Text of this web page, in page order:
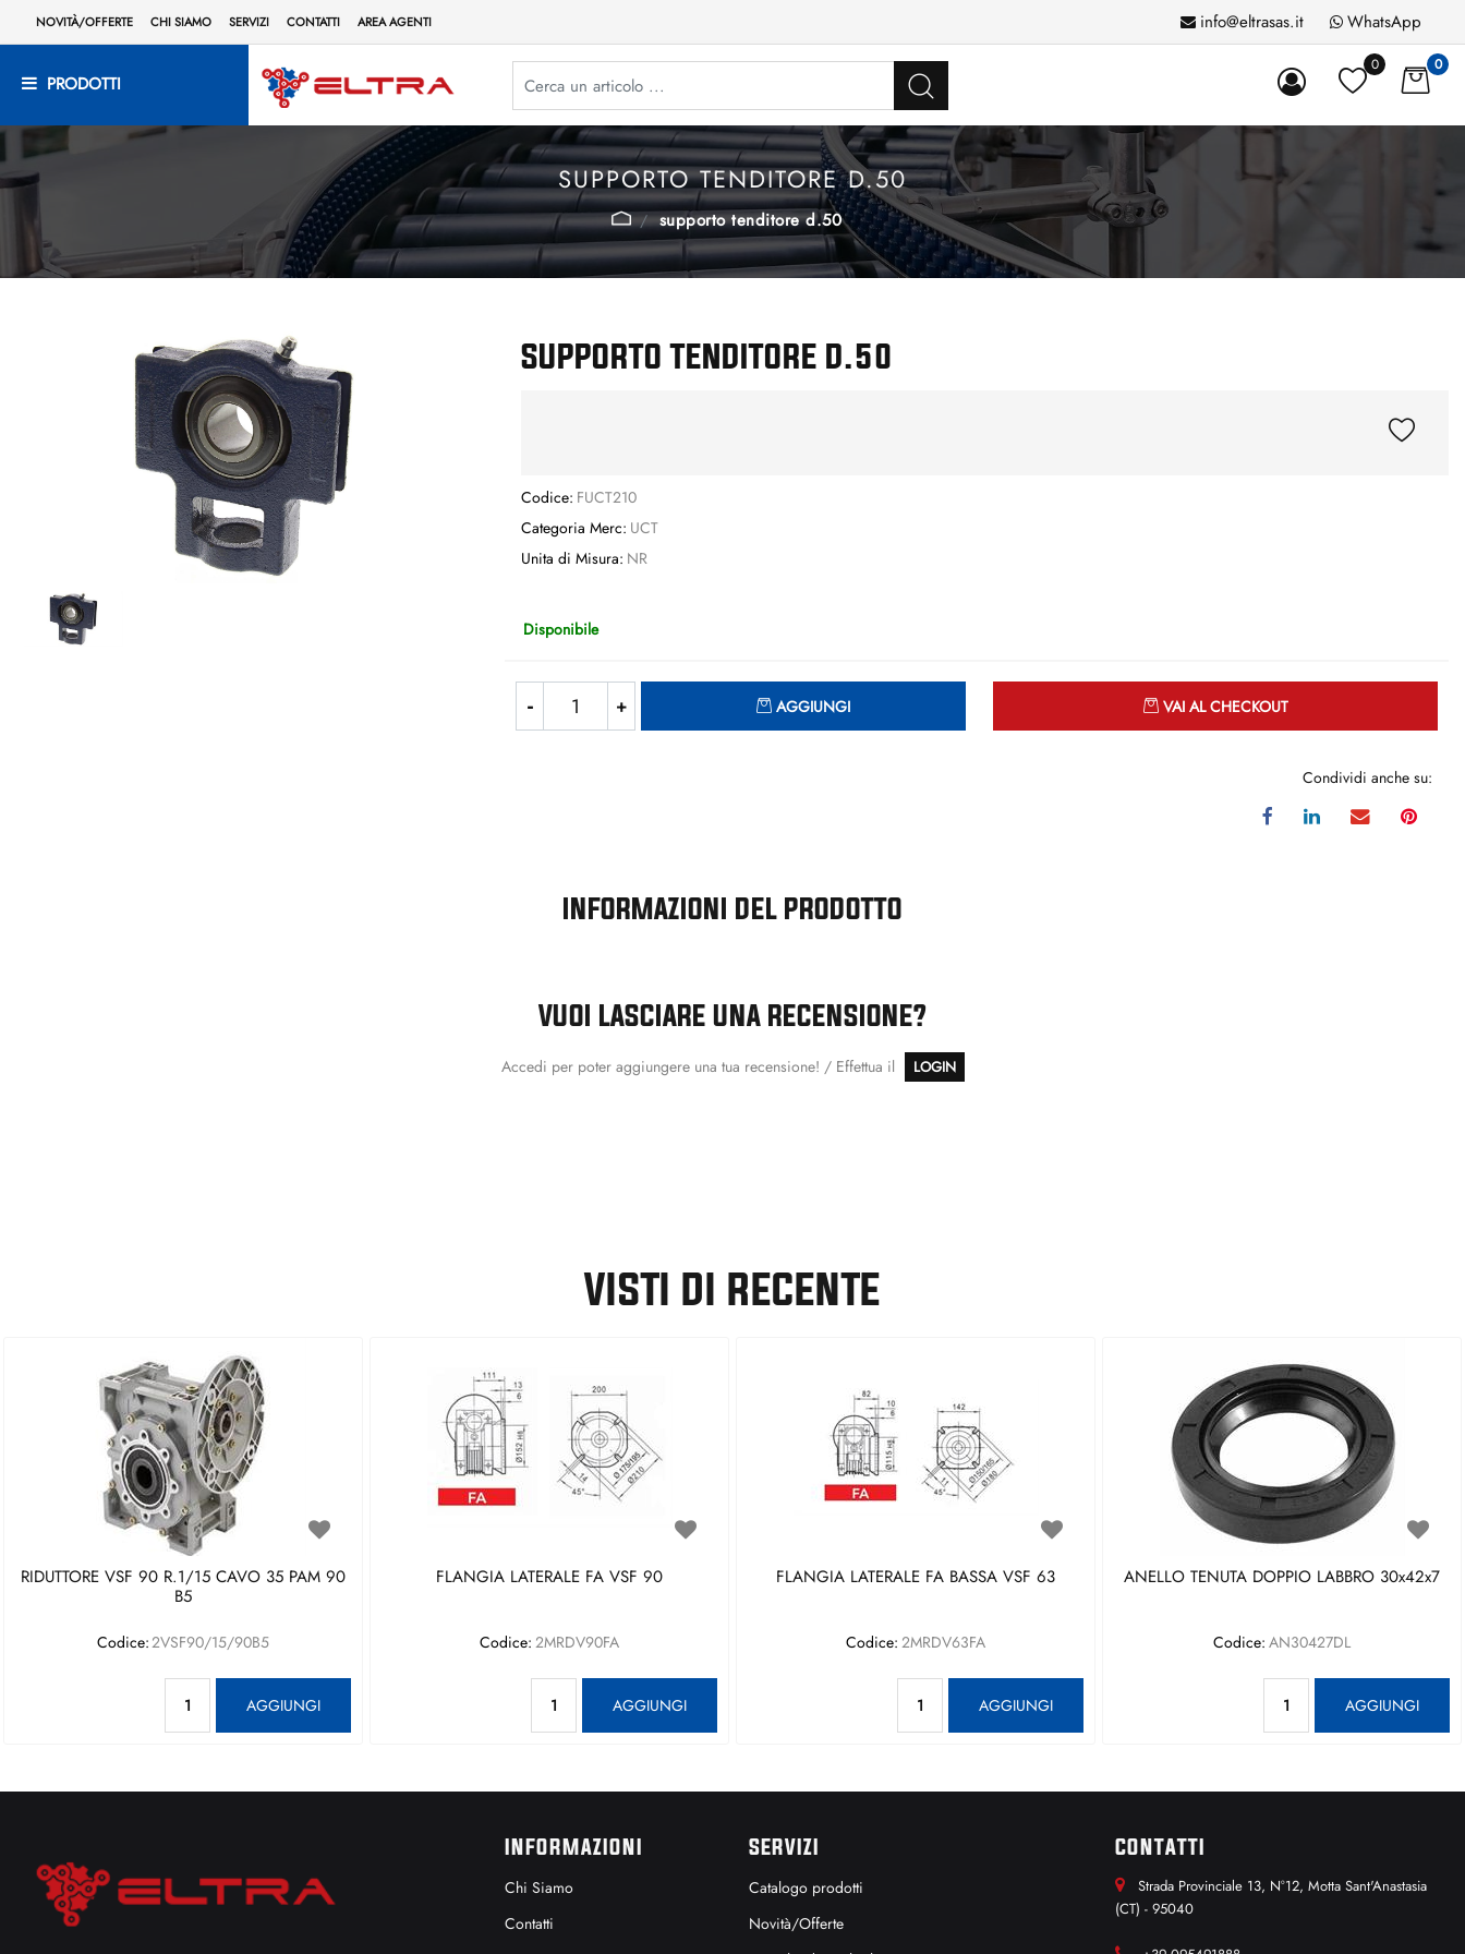
NOVITÀ/OFFERTE CHI SIAMO SERVIZI CONTATTI AREA AGENTI info@eltrasas.it WhatsApp
PRODOTTI
0 0
SUPPORTO TENDITORE D.50
supporto tenditore d.50
SUPPORTO TENDITORE D.50
Codice: FUCT210
Categoria Merc: UCT
Unita di Misura: NR
Disponibile
AGGIUNGI VAI AL CHECKOUT
Condividi anche su:
INFORMAZIONI DEL PRODOTTO
VUOI LASCIARE UNA RECENSIONE?
Accedi per poter aggiungere una tua recensione! / Effettua il LOGIN
VISTI DI RECENTE
RIDUTTORE VSF 90 R.1/15 CAVO 35 PAM 90
B5
Codice:2VSF90/15/90B5
AGGIUNGI
FLANGIA LATERALE FA VSF 90
Codice: 2MRDV90FA
AGGIUNGI
FLANGIA LATERALE FA BASSA VSF 63
Codice: 2MRDV63FA
AGGIUNGI
ANELLO TENUTA DOPPIO LABBRO 30x42x7
Codice: AN30427DL
AGGIUNGI
INFORMAZIONI
Chi Siamo
Contatti
SERVIZI
Catalogo prodotti
Novità/Offerte
CONTATTI
Strada Provinciale 13, N°12, Motta Sant'Anastasia
(CT) - 95040